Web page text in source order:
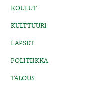
KOULUT
KULTTUURI
LAPSET
POLITIIKKA
TALOUS